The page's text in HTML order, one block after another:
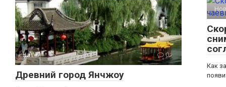
Китай 0
Древний город Янчжоу
Как